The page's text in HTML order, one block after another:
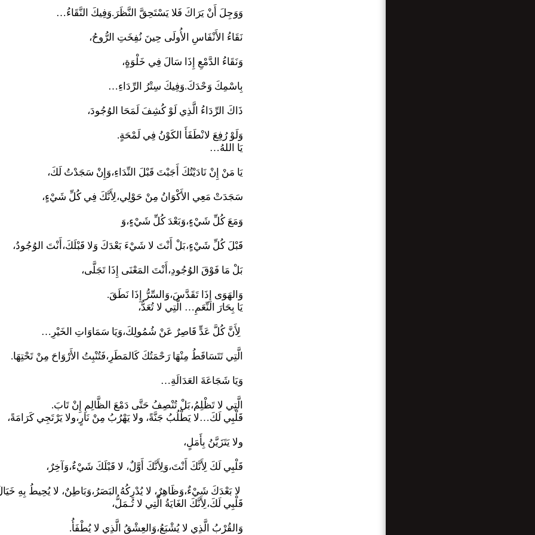
وَوَجِلَ أَنْ يَرَاكَ فَلا يَسْتَحِقَّ النَّظَرَ.وَفِيكَ النَّقَاءُ…
نَقَاءُ الأَنْفَاسِ الأُولَى حِينَ نُفِخَتِ الرُّوحُ،
وَنَقَاءُ الدَّمْعِ إِذَا سَالَ فِي خَلْوَةٍ،
بِاسْمِكَ وَحْدَكَ.وَفِيكَ سِتْرُ الرِّدَاءِ…
ذَاكَ الرِّدَاءُ الَّذِي لَوْ كُشِفَ لَمَحَا الوُجُودَ،
وَلَوْ رُفِعَ لانْطَفَأَ الكَوْنُ فِي لَمْحَةٍ.
يَا اللهُ…
يَا مَنْ إِنْ نَادَيْتُكَ أَجَبْتَ قَبْلَ النِّدَاءِ،وَإِنْ سَجَدْتُ لَكَ،
سَجَدَتْ مَعِي الأَكْوَانُ مِنْ حَوْلِي،لِأَنَّكَ فِي كُلِّ شَيْءٍ،
وَمَعَ كُلِّ شَيْءٍ،وَبَعْدَ كُلِّ شَيْءٍ،وَ
قَبْلَ كُلِّ شَيْءٍ،بَلْ أَنْتَ لا شَيْءَ بَعْدَكَ وَلا قَبْلَكَ،أَنْتَ الوُجُودُ،
بَلْ مَا فَوْقَ الوُجُودِ،أَنْتَ المَعْنَى إِذَا تَجَلَّى،
وَالهَوَى إِذَا تَقَدَّسَ،وَالسِّرُّ إِذَا نَطَقَ.
يَا بِحَارَ النِّعَمِ… الَّتِي لا تُعَدُّ،
لِأَنَّ كُلَّ عَدٍّ قَاصِرٌ عَنْ شُمُولِكَ،وَيَا سَمَاوَاتِ الخَيْرِ…
الَّتِي تَتَسَاقَطُ مِنْهَا رَحْمَتُكَ كَالمَطَرِ،فَتُنْبِتُ الأَرْوَاحَ مِنْ تَحْتِهَا.
وَيَا شَجَاعَةَ العَدَالَةِ…
الَّتِي لا تَظْلِمُ،بَلْ تُنْصِفُ حَتَّى دَمْعَ الظَّالِمِ إِنْ تَابَ.
قَلْبِي لَكَ…لا يَطْلُبُ جَنَّةً، ولا يَهْرُبُ مِنْ نَارٍ،ولا يَرْتَجِي كَرَامَةً،
ولا يَتَزَيَّنُ بِأَمَلٍ،
قَلْبِي لَكَ لِأَنَّكَ أَنْتَ،وَلِأَنَّكَ أَوَّلٌ، لا قَبْلَكَ شَيْءٌ،وَآخِرٌ،
لا بَعْدَكَ شَيْءٌ،وَظَاهِرٌ، لا يُدْرِكُهُ البَصَرُ،وَبَاطِنٌ، لا يُحِيطُ بِهِ
قَلْبِي لَكَ،لِأَنَّكَ الغَايَةُ الَّتِي لا تُـمَلُّ،
وَالقُرْبُ الَّذِي لا يُشْبَعُ،وَالعِشْقُ الَّذِي لا يُطْفَأُ.